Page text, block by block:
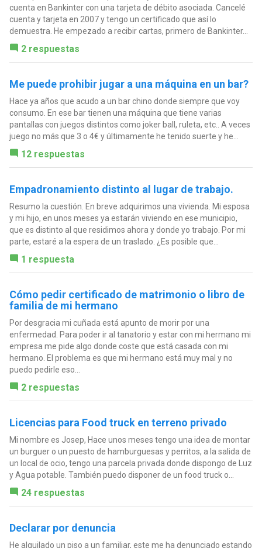
cuenta en Bankinter con una tarjeta de débito asociada. Cancelé
cuenta y tarjeta en 2007 y tengo un certificado que así lo
demuestra. He empezado a recibir cartas, primero de Bankinter...
2 respuestas
Me puede prohibir jugar a una máquina en un bar?
Hace ya años que acudo a un bar chino donde siempre que voy
consumo. En ese bar tienen una máquina que tiene varias
pantallas con juegos distintos como joker ball, ruleta, etc.. A veces
juego no más que 3 o 4€ y últimamente he tenido suerte y he...
12 respuestas
Empadronamiento distinto al lugar de trabajo.
Resumo la cuestión. En breve adquirimos una vivienda. Mi esposa
y mi hijo, en unos meses ya estarán viviendo en ese municipio,
que es distinto al que residimos ahora y donde yo trabajo. Por mi
parte, estaré a la espera de un traslado. ¿Es posible que...
1 respuesta
Cómo pedir certificado de matrimonio o libro de
familia de mi hermano
Por desgracia mi cuñada está apunto de morir por una
enfermedad. Para poder ir al tanatorio y estar con mi hermano mi
empresa me pide algo donde coste que está casada con mi
hermano. El problema es que mi hermano está muy mal y no
puedo pedirle eso...
2 respuestas
Licencias para Food truck en terreno privado
Mi nombre es Josep, Hace unos meses tengo una idea de montar
un burguer o un puesto de hamburguesas y perritos, a la salida de
un local de ocio, tengo una parcela privada donde dispongo de Luz
y Agua potable. También puedo disponer de un food truck o...
24 respuestas
Declarar por denuncia
He alquilado un piso a un familiar, este me ha denunciado estando